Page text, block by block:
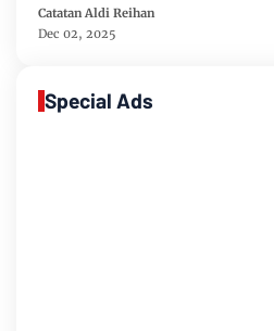
Catatan Aldi Reihan
Dec 02, 2025
Special Ads